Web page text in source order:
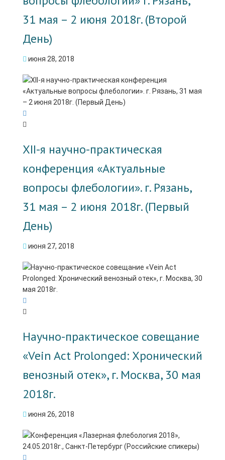
31 мая – 2 июня 2018г. (Второй
День)
июня 28, 2018
XII-я научно-практическая
конференция «Актуальные
вопросы флебологии». г. Рязань,
31 мая – 2 июня 2018г. (Первый
День)
июня 27, 2018
Научно-практическое совещание
«Vein Act Prolonged: Хронический
венозный отек», г. Москва, 30 мая
2018г.
июня 26, 2018